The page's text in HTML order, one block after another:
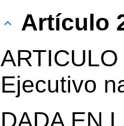
Artículo
Ejecutivo
DADA EN